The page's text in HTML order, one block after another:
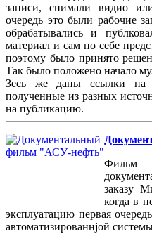
записи, снимали видио
очередь это были рабочие
обрабатывались и
материал и сам по себе
поэтому было принято
Так было положено начало
Зесь же даны ссылки на
полученные из разных
на публикацию.
Фильм
заказу
когда в
эксплуатацию первая
автоматизированнjой